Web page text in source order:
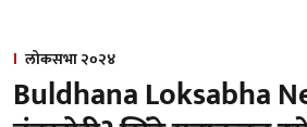
लोकसभा २०२४
Buldhana Loksabha